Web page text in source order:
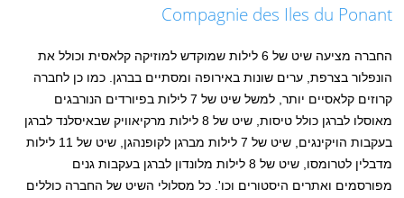
Compagnie des Iles du Ponant
החברה מציעה שיט של 6 לילות שמוקדש למוזיקה קלאסית וכולל את
הונפלור בצרפת, ערים שונות באירופה ומסתיים בברגן. כמו כן לחברה
קרוזים קלאסיים יותר, למשל שיט של 7 לילות בפיורדים הנורבגים
מאוסלו לברגן כולל טיסות, שיט של 8 לילות מרקיאוויק שבאיסלנד לברגן
בעקבות הויקינגים, שיט של 7 לילות מברגן לקופנהגן, שיט של 11 לילות
מדבלין לטרומסו, שיט של 8 לילות מלונדון לברגן בעקבות גנים
מפורסמים ואתרים היסטורים וכו'. כל מסלולי השיט של החברה כוללים